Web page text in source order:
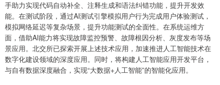
手助力实现代码自动补全、注释生成和语法纠错功能，提升开发效
能。在测试阶段，通过AI测试引擎模拟用户行为完成用户体验测试，
模拟网络延迟等复杂场景，提升功能测试的全面性。在系统运维方
面，借助AI能力将实现故障监控预警、故障根因分析、灰度发布等场
景应用。北交所已探索开展上述技术应用，加速推进人工智能技术在
数字化建设领域的深度应用。同时，将构建人工智能应用开发平台，
与自有数据深度融合，实现“大数据+人工智能”的智能化应用。